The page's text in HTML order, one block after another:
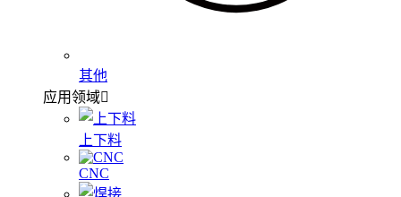
其他
应用领域
上下料
CNC